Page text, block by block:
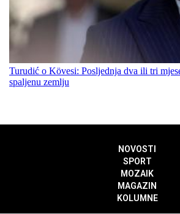
Turudić o Kövesi: Posljednja dva ili tri
spaljenu zemlju
NOVOSTI
SPORT
MOZAIK
MAGAZIN
KOLUMNE